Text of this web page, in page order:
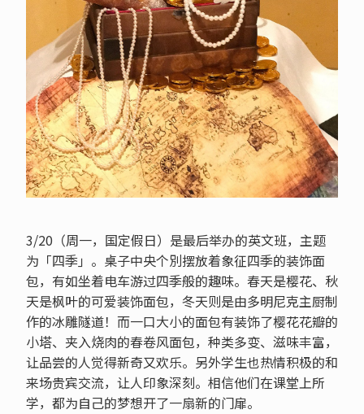
3/20（周一，国定假日）是最后举办的英文班，主题
为「四季」。桌子中央个別摆放着象征四季的装饰面
包，有如坐着电车游过四季般的趣味。春天是樱花、秋
天是枫叶的可爱装饰面包，冬天则是由多明尼克主厨制
作的冰雕隧道！而一口大小的面包有装饰了樱花花瓣的
小塔、夹入烧肉的春卷风面包，种类多变、滋味丰富，
让品尝的人觉得新奇又欢乐。另外学生也热情积极的和
来场贵宾交流，让人印象深刻。相信他们在课堂上所
学，都为自己的梦想开了一扇新的门扉。